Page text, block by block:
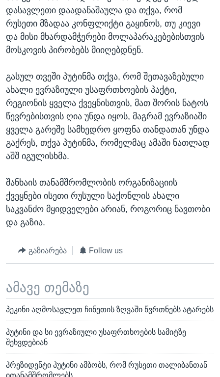
დასავლეთი დაადანაშაულა და თქვა, რომ
რუსეთი მზადაა კონფლიქტი გაყინოს, თუ კიევი
და მისი მხარდამჭერები მოლაპარაკებებისთვის
მოსკოვის პირობებს მიიღებდნენ.
გასულ თვეში პუტინმა თქვა, რომ შეთავაზებული
ახალი ევრაზიული უსაფრთხოების პაქტი,
რეგიონის ყველა ქვეყნისთვის, მათ შორის ნატოს
წევრებისთვის ღია უნდა იყოს, მაგრამ ევრაზიაში
ყველა გარეშე სამხედრო ყოფნა თანდათან უნდა
გაქრეს, თქვა პუტინმა, რომელმაც ამაში ნათლად
აშშ იგულისხმა.
შანხაის თანამშრომლობის ორგანიზაციის
ქვეყნები ისეთი რუსული საქონლის ახალი
საკვანძო მყიდველები არიან, როგორიც ნავთობი
და გაზია.
გაზიარება Follow us
ამავე თემაზე
პეკინი აღმოსავლეთ ჩინეთის ზღვაში წვრთნებს ატარებს
პუტინი და სი ევრაზიული უსაფრთხოების სამიტზე
შეხვდებიან
პრეზიდენტი პუტინი ამბობს, რომ რუსეთი თალიბანთან
ითანამშრომლებს